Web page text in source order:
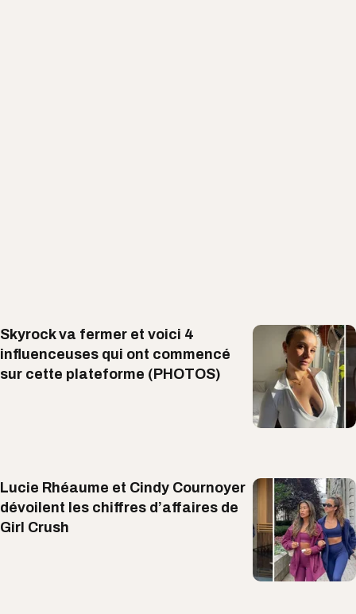
Skyrock va fermer et voici 4
influenceuses qui ont commencé
sur cette plateforme (PHOTOS)
Lucie Rhéaume et Cindy Cournoyer
dévoilent les chiffres d’affaires de
Girl Crush